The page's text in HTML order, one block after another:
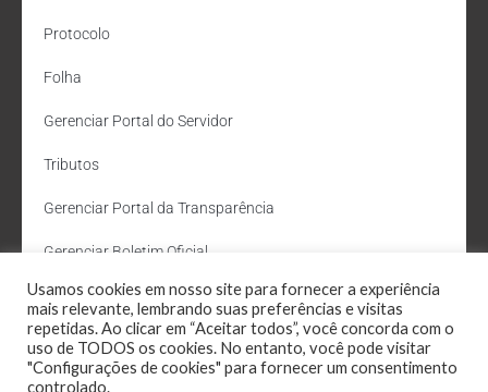
Protocolo
Folha
Gerenciar Portal do Servidor
Tributos
Gerenciar Portal da Transparência
Gerenciar Boletim Oficial
Departamento de Água e Esgoto
Administração Site
Webmail
Usamos cookies em nosso site para fornecer a experiência
mais relevante, lembrando suas preferências e visitas
repetidas. Ao clicar em “Aceitar todos”, você concorda com o
uso de TODOS os cookies. No entanto, você pode visitar
"Configurações de cookies" para fornecer um consentimento
controlado.